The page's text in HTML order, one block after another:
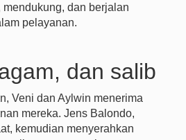
mendukung, dan berjalan
pelayanan.
dan salib
Veni dan Aylwin menerima
mereka. Jens Balondo,
kemudian menyerahkan